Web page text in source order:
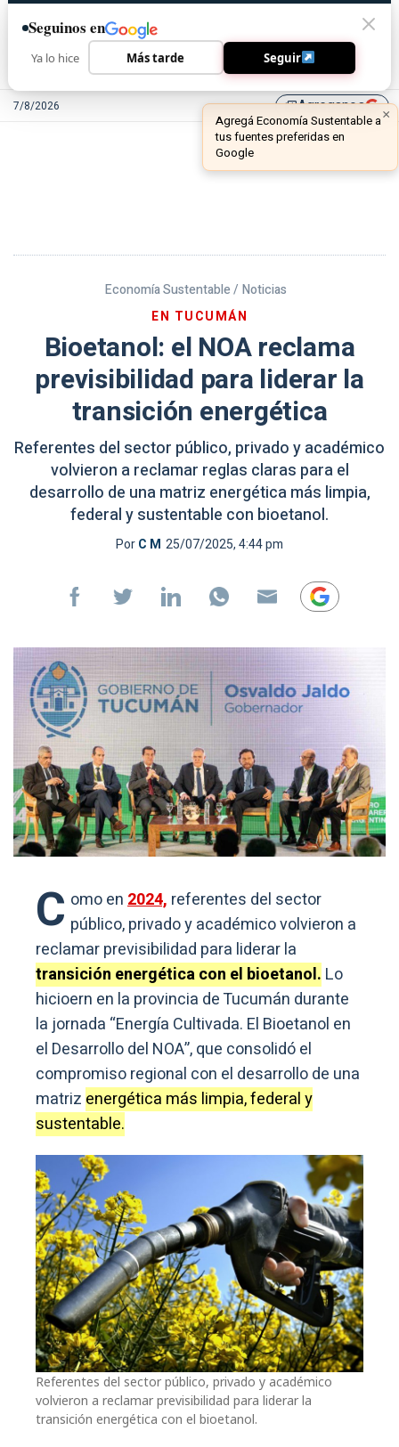
7/8/2026 library_addAgreganos
Economía Sustentable / Noticias
EN TUCUMÁN
Bioetanol: el NOA reclama
previsibilidad para liderar la
transición energética
Referentes del sector público, privado y académico
volvieron a reclamar reglas claras para el
desarrollo de una matriz energética más limpia,
federal y sustentable con bioetanol.
PorC M 25/07/2025, 4:44 pm
C omo en2024, referentes del sector
público, privado y académico volvieron a
reclamar previsibilidad para liderar la
transición energética con el bioetanol. Lo
hicioern en la provincia de Tucumán durante
la jornada “Energía Cultivada. El Bioetanol en
el Desarrollo del NOA”, que consolidó el
compromiso regional con el desarrollo de una
matriz energética más limpia, federal y
sustentable.
Referentes del sector público, privado y académico
volvieron a reclamar previsibilidad para liderar la
transición energética con el bioetanol.
Seguinos en
Ya lo hice Más tarde Seguir